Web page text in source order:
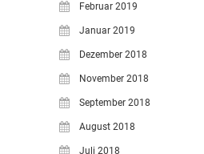
Februar 2019
Januar 2019
Dezember 2018
November 2018
September 2018
August 2018
Juli 2018